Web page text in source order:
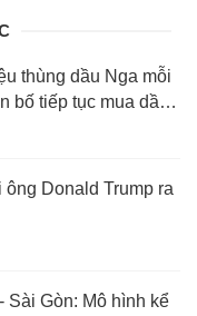
thùng dầu Nga mỗi
bố tiếp tục mua dầu
trừ trừng phạt
Donald Trump ra
Sài Gòn: Mô hình kể